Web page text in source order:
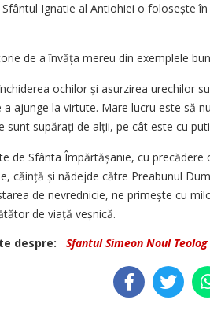
Ignatie al Antiohiei o folosește
de a învăța mereu din exemplele
ochilor și asurzirea urechilor
a ajunge la virtute. Mare lucru este să
sunt supărați de alții, pe cât este cu
de Sfânta Împărtășanie, cu
căință și nădejde către Preabunul
de nevrednicie, ne primește cu
de viață veșnică.
despre:
Sfantul Simeon Noul Teolog